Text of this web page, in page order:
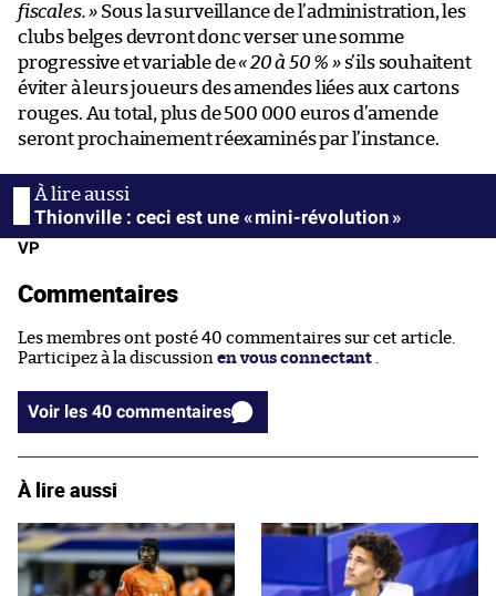
fiscales. » Sous la surveillance de l’administration, les
clubs belges devront donc verser une somme
progressive et variable de« 20 à 50 % » s’ils souhaitent
éviter à leurs joueurs des amendes liées aux cartons
rouges. Au total, plus de 500 000 euros d’amende
seront prochainement réexaminés par l’instance.
Thionville : ceci est une « mini-révolution »
VP
Commentaires
Les membres ont posté 40 commentaires sur cet article.
Participez à la discussion en vous connectant
Voir les 40 commentaires
À lire aussi